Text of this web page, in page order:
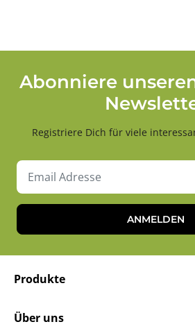
Abonniere
Registriere Dich für viele
ANMELDEN
Produkte
Über uns